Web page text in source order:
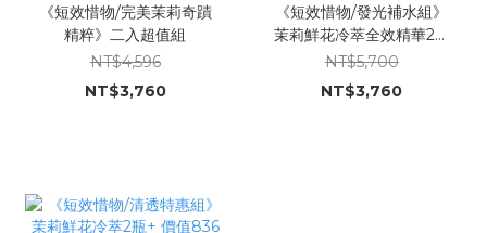
《短效惜物/完美茉莉奇蹟
精粹》二入超值組
NT$4,596
NT$3,760
《短效惜物/發光補水組》
茉莉鮮花冷萃全效精華2瓶
+ 價值1180元苿莉鮮花冷
萃120ml +價值760元苿莉
(桂花)隨機護唇膏
NT$5,700
NT$3,760